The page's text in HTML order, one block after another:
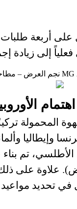
على أربعة
المحمولة
وإيطاليا
الأطلسي، تم
علاوة على
في تحديد